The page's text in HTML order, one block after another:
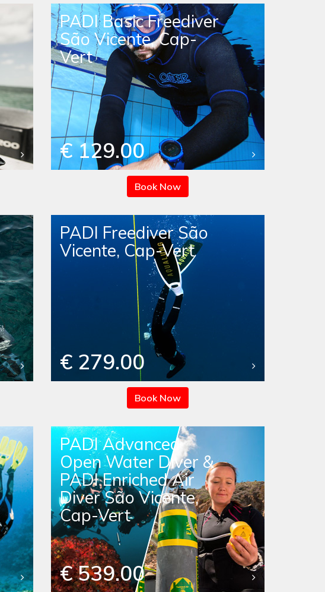
PADI Basic Freediver
São Vicente, Cap-
Vert
€ 129.00
Book Now
PADI Freediver São
Vicente, Cap-Vert
€ 279.00
Book Now
PADI Advanced
Open Water Diver &
PADI Enriched Air
Diver São Vicente,
Cap-Vert
€ 539.00